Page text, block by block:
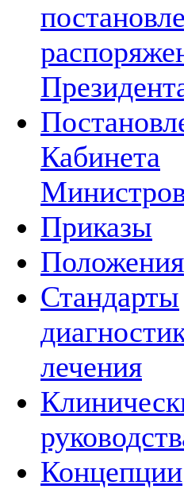
Кабинета
Приказы
Положения
Стандарты
лечения
Концепции